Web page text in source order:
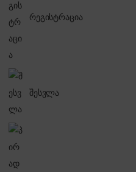
რეგისტრაცია
შესვლა